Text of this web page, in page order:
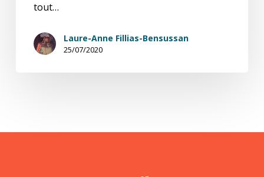
tout…
Laure-Anne Fillias-Bensussan
25/07/2020